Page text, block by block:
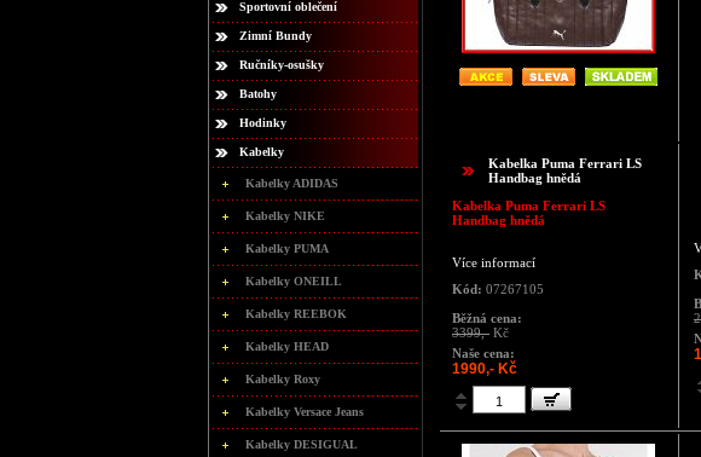
Sportovní oblečení
Zimní Bundy
Ručníky-osušky
Batohy
Hodinky
Kabelky
Kabelky ADIDAS
Kabelky NIKE
Kabelky PUMA
Kabelky ONEILL
Kabelky REEBOK
Kabelky HEAD
Kabelky Roxy
Kabelky Versace Jeans
Kabelky DESIGUAL
Kabelka Puma Ferrari LS
Handbag hnědá
Kabelka Puma Ferrari LS
Handbag hnědá
Více informací
Kód: 07267105
Běžná cena:
3399,- Kč
Naše cena:
1990,- Kč